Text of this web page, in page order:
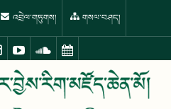
འབྲེལ་གཏུགས། གསལ་བཤད།